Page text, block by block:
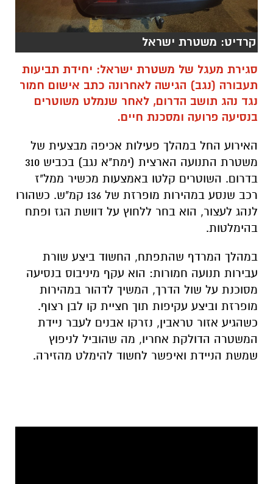
סגירת מעגל של משטרת ישראל: יחידת תביעות
תעבורה (נגב) הגישה לאחרונה כתב אישום חמור
נגד נהג תושב הדרום, לאחר שנמלט משוטרים
בנסיעה פרועה ומסכנת חיים.
האירוע החל במהלך פעילות אכיפה מבצעית של
משטרת התנועה הארצית (ימת"א נגב) בכביש 310
בדרום. השוטרים קלטו באמצעות מכשיר ממל"ז
לנהג לעצור, הוא בחר ללחוץ על דוושת הגז ופתח
בהימלטות.
במהלך המרדף שהתפתח, החשוד ביצע שורת
עבירות תנועה חמורות: הוא עקף מיניבוס בנסיעה
מסוכנת על שול הדרך, המשיך לדהור במהירות
כשהגיע אזור טראבין, נזרקו אבנים לעבר ניידת
המשטרה הדולקת אחריו, מה שהוביל לניפוץ
שמשת הניידת ואיפשר לחשוד להימלט מהזירה.